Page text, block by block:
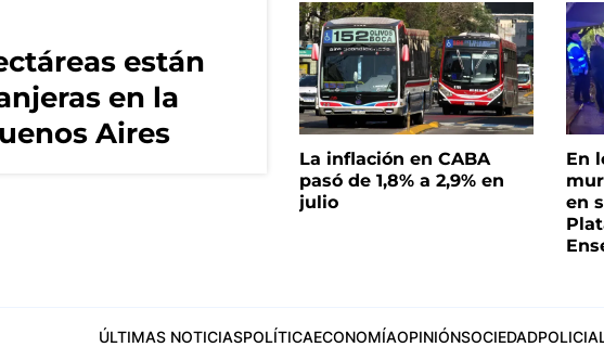
están
en la
Aires
La inflación en CABA
pasó de 1,8% a 2,9% en
julio
En
en
ÚLTIMAS NOTICIASPOLÍTICAECONOMÍAOPINIÓNSOCIEDAD